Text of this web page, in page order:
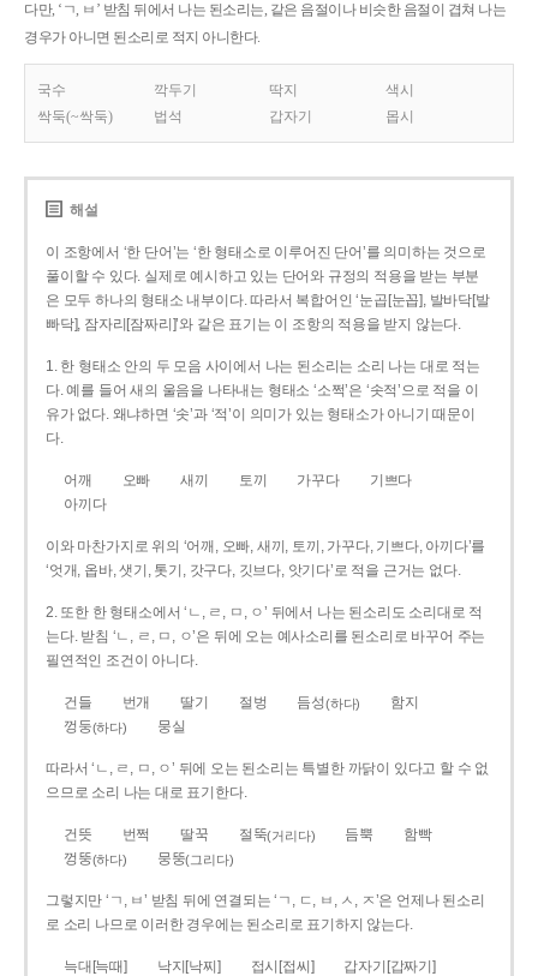
다만, ‘ㄱ, ㅂ’ 받침 뒤에서 나는 된소리는, 같은 음절이나 비슷한 음절이 겹쳐 나는
경우가 아니면 된소리로 적지 아니한다.
국수 깍두기 딱지
색시
싹둑(~싹둑)
법석 갑자기 몹시
해설
이 조항에서 ‘한 단어’는 ‘한 형태소로 이루어진 단어’를 의미하는 것으로
풀이할 수 있다. 실제로 예시하고 있는 단어와 규정의 적용을 받는 부분
은 모두 하나의 형태소 내부이다. 따라서 복합어인 ‘눈곱[눈꼽], 발바닥[발
빠닥], 잠자리[잠짜리]’와 같은 표기는 이 조항의 적용을 받지 않는다.
1. 한 형태소 안의 두 모음 사이에서 나는 된소리는 소리 나는 대로 적는
다. 예를 들어 새의 울음을 나타내는 형태소 ‘소쩍’은 ‘솟적’으로 적을 이
유가 없다. 왜냐하면 ‘솟’과 ‘적’이 의미가 있는 형태소가 아니기 때문이
다.
어깨 오빠 새끼 토끼 가꾸다
기쁘다
아끼다
이와 마찬가지로 위의 ‘어깨, 오빠, 새끼, 토끼, 가꾸다, 기쁘다, 아끼다’를
‘엇개, 옵바, 샛기, 톳기, 갓구다, 깃브다, 앗기다’로 적을 근거는 없다.
2. 또한 한 형태소에서 ‘ㄴ, ㄹ, ㅁ, ㅇ’ 뒤에서 나는 된소리도 소리대로 적
는다. 받침 ‘ㄴ, ㄹ, ㅁ, ㅇ’은 뒤에 오는 예사소리를 된소리로 바꾸어 주는
필연적인 조건이 아니다.
건들 번개 딸기 절벙 듬성(하다)
함지
껑둥(하다) 뭉실
따라서 ‘ㄴ, ㄹ, ㅁ, ㅇ’ 뒤에 오는 된소리는 특별한 까닭이 있다고 할 수 없
으므로 소리 나는 대로 표기한다.
건뜻 번쩍 딸꾹 절뚝(거리다) 듬뿍
함빡
껑뚱(하다) 뭉뚱(그리다)
그렇지만 ‘ㄱ, ㅂ’ 받침 뒤에 연결되는 ‘ㄱ, ㄷ, ㅂ, ㅅ, ㅈ’은 언제나 된소리
로 소리 나므로 이러한 경우에는 된소리로 표기하지 않는다.
늑대[늑때] 낙지[낙찌] 접시[접씨] 갑자기[갑짜기]